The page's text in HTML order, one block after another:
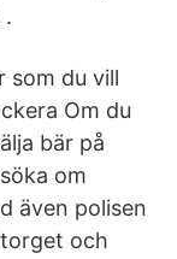
.
som du vill
Om du
bär på
om
även polisen
och